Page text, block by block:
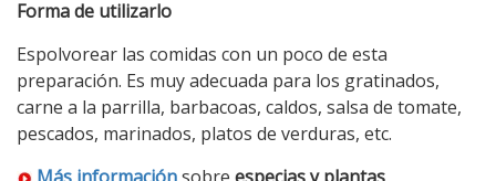
Forma de utilizarlo
Espolvorear las comidas con un poco de esta
preparación. Es muy adecuada para los gratinados,
carne a la parrilla, barbacoas, caldos, salsa de tomate,
pescados, marinados, platos de verduras, etc.